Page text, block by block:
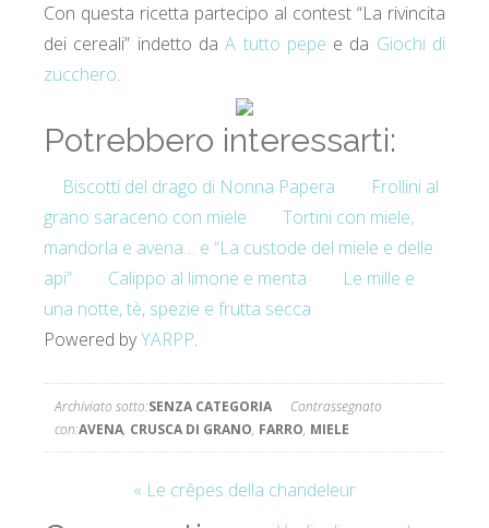
Con questa ricetta partecipo al contest “La rivincita
dei cereali” indetto daA tutto pepe e da Giochi di
zucchero.
Potrebbero interessarti:
Biscotti del drago di Nonna Papera
Frollini al
grano saraceno con miele
Tortini con miele,
mandorla e avena… e “La custode del miele e delle
api”
Calippo al limone e menta
Le mille e
una notte, tè, spezie e frutta secca
Powered byYARPP.
Archiviato sotto:SENZA CATEGORIA
Contrassegnato
con:AVENA, CRUSCA DI GRANO, FARRO, MIELE
« Le crêpes della chandeleur